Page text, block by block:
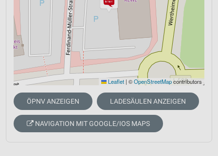
Leaflet | ©OpenStreetMapcontributors
ÖPNV ANZEIGEN LADESÄULEN ANZEIGEN
NAVIGATION MIT GOOGLE/IOS MAPS